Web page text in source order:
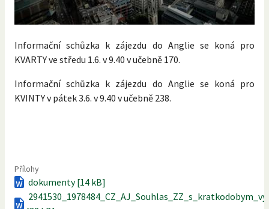
Informační schůzka k zájezdu do Anglie se koná pro
KVARTY ve středu 1.6. v 9.40 v učebně 170.
Informační schůzka k zájezdu do Anglie se koná pro
KVINTY v pátek 3.6. v 9.40 v učebně 238.
Přílohy
dokumenty [14 kB]